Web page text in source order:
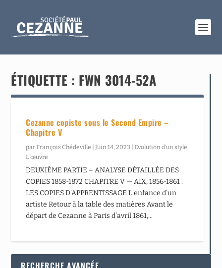
ÉTIQUETTE : FWN 3014-52A
Cezanne copiste sous le Second Empire –
Chapitre V
parFrançois Chédeville |Juin 14, 2023 |Evolution d’un style,
L’œuvre
DEUXIÈME PARTIE – ANALYSE DÉTAILLÉE DES
COPIES 1858-1872 CHAPITRE V — AIX, 1856-1861 :
LES COPIES D’APPRENTISSAGE L’enfance d’un
artiste Retour à la table des matières Avant le
départ de Cezanne à Paris d’avril 1861,...
RECHERCHE AVANCÉE